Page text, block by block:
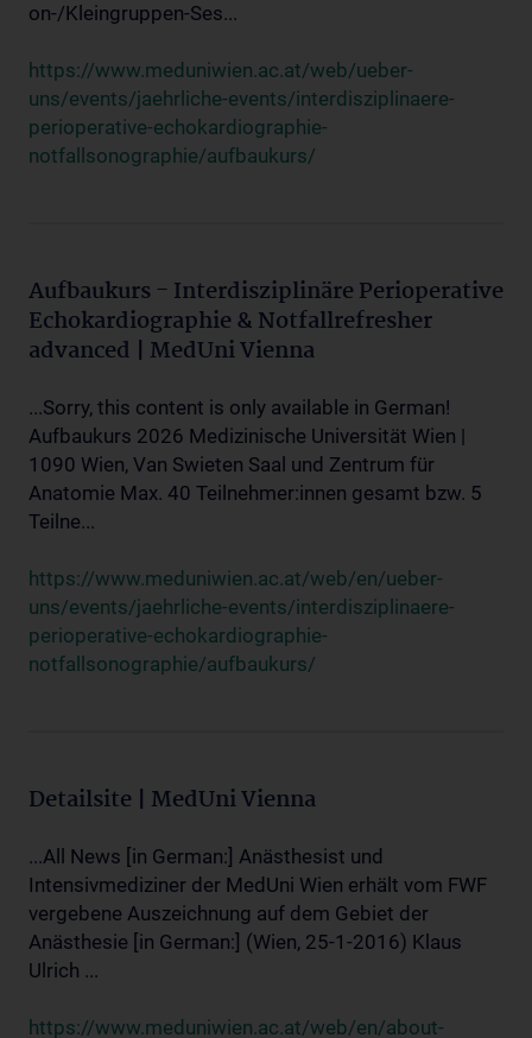
on-/Kleingruppen-Ses...
https://www.meduniwien.ac.at/web/ueber-
uns/events/jaehrliche-events/interdisziplinaere-
perioperative-echokardiographie-
notfallsonographie/aufbaukurs/
Aufbaukurs - Interdisziplinäre Perioperative
Echokardiographie & Notfallrefresher
advanced | MedUni Vienna
...Sorry, this content is only available in German!
Aufbaukurs 2026 Medizinische Universität Wien |
1090 Wien, Van Swieten Saal und Zentrum für
Anatomie Max. 40 Teilnehmer:innen gesamt bzw. 5
Teilne...
https://www.meduniwien.ac.at/web/en/ueber-
uns/events/jaehrliche-events/interdisziplinaere-
perioperative-echokardiographie-
notfallsonographie/aufbaukurs/
Detailsite | MedUni Vienna
...All News [in German:] Anästhesist und
Intensivmediziner der MedUni Wien erhält vom FWF
vergebene Auszeichnung auf dem Gebiet der
Anästhesie [in German:] (Wien, 25-1-2016) Klaus
Ulrich ...
https://www.meduniwien.ac.at/web/en/about-